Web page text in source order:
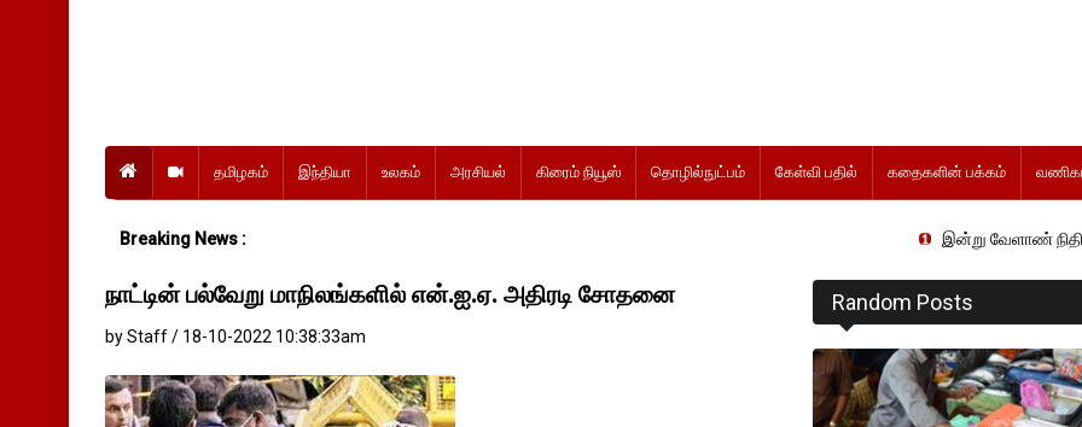
தமிழகம் இந்தியா உலகம் அரசியல் கிரைம் நியூஸ் தொழில்நுட்பம் கேள்வி பதில் கதைகளின் பக்கம்
Breaking News : இன்று வேளாண் நிதிநிலை
நாட்டின் பல்வேறு மாநிலங்களில் என்.ஐ.ஏ. அதிரடி சோதனை
by Staff / 18-10-2022 10:38:33am
Random Posts